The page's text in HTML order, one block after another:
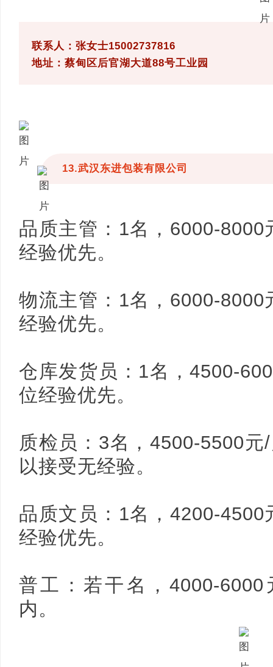
联系人：张女士15002737816
地址：蔡甸区后官湖大道88号工业园
13.武汉东进包装有限公司
品质主管：1名，6000-
经验优先。
物流主管：1名，6000-
经验优先。
仓库发货员：1名，4500-
位经验优先。
质检员：3名，4500-5500
以接受无经验。
品质文员：1名，4200-
经验优先。
普工：若干名，4000-
内。